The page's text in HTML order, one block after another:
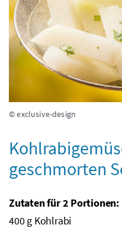
© exclusive-design
geschmorten
Zutaten für 2 Portionen:
400gKohlrabi